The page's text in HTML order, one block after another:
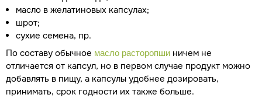
масло в желатиновых капсулах;
шрот;
сухие семена, пр.
По составу обычное масло расторопши ничем не
отличается от капсул, но в первом случае продукт можно
добавлять в пищу, а капсулы удобнее дозировать,
принимать, срок годности их также больше.